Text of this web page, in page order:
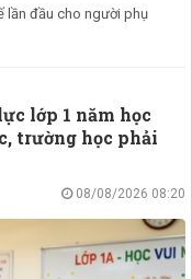
lần đầu cho người phụ
lớp 1 năm học
trường học phải
08/08/2026 08:20